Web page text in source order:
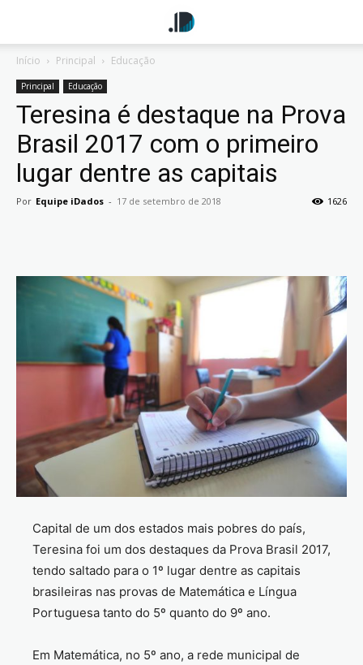
Início Principal Educação
Principal Educação
Teresina é destaque na Prova
Brasil 2017 com o primeiro
lugar dentre as capitais
Por Equipe iDados - 17 de setembro de 2018 1626
Capital de um dos estados mais pobres do país,
Teresina foi um dos destaques da Prova Brasil 2017,
tendo saltado para o 1º lugar dentre as capitais
brasileiras nas provas de Matemática e Língua
Portuguesa tanto do 5º quanto do 9º ano.
Em Matemática, no 5º ano, a rede municipal de